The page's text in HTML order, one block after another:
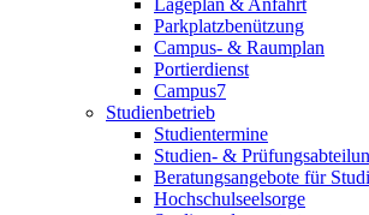
Lageplan & Anfahrt
Parkplatzbenützung
Campus- & Raumplan
Portierdienst
Campus7
Studienbetrieb
Studientermine
Studien- &
Beratungsangebote für
Hochschulseelsorge